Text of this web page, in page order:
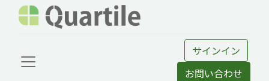
サインイン
お問い合わせ